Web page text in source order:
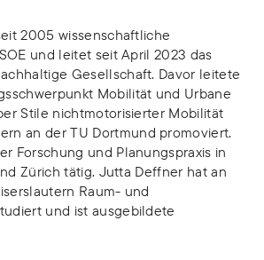
2005 wissenschaftliche
und leitet seit April 2023 das
Gesellschaft. Davor leitete
Mobilität und Urbane
Stile nichtmotorisierter Mobilität
an der TU Dortmund promoviert.
Forschung und Planungspraxis in
Zürich tätig. Jutta Deffner hat an
Raum- und
und ist ausgebildete